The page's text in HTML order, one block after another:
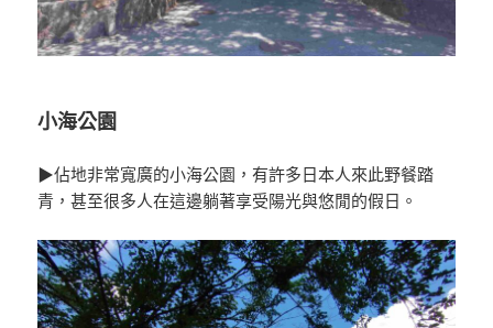
小海公園
▶佔地非常寬廣的小海公園，有許多日本人來此野餐踏
青，甚至很多人在這邊躺著享受陽光與悠閒的假日。